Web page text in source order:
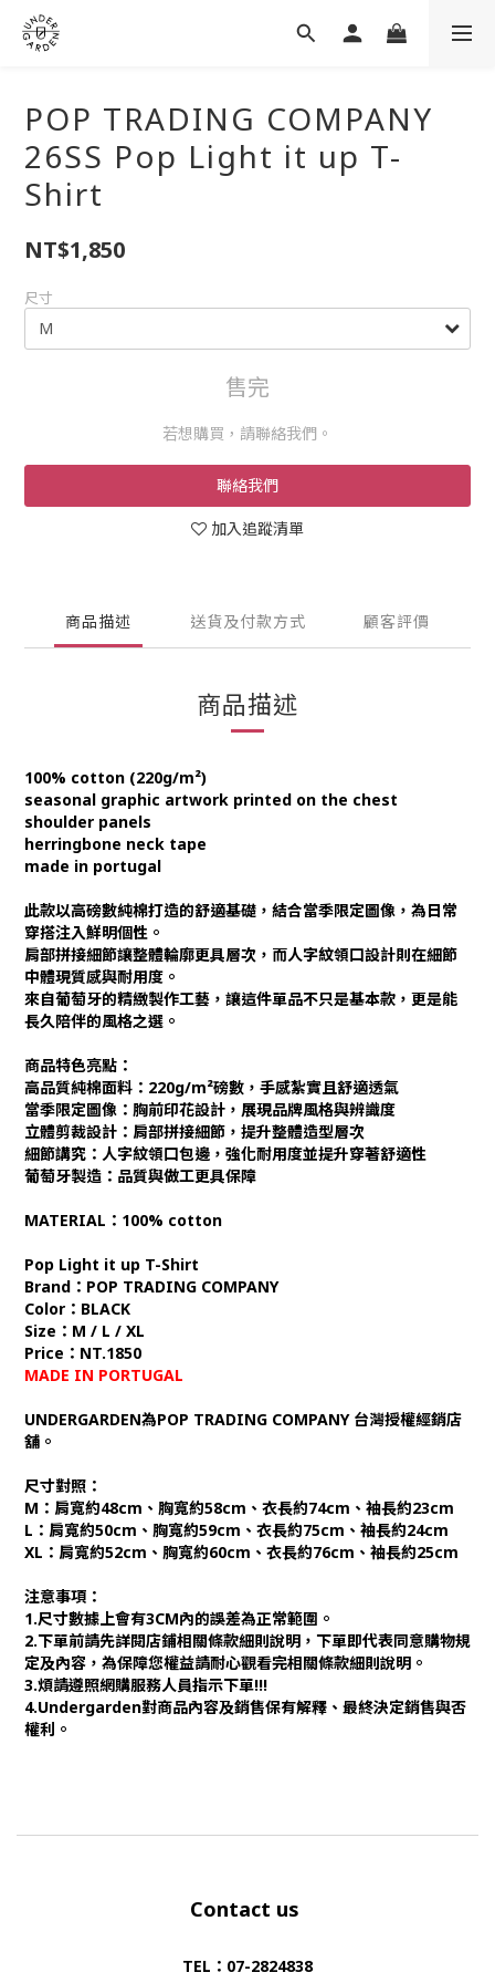
POP TRADING COMPANY
26SS Pop Light it up T-
Shirt
NT$1,850
尺寸
售完
若想購買，請聯絡我們。
聯絡我們
加入追蹤清單
商品描述 送貨及付款方式 顧客評價
商品描述
100% cotton (220g/m²)
seasonal graphic artwork printed on the chest
shoulder panels
herringbone neck tape
made in portugal
此款以高磅數純棉打造的舒適基礎，結合當季限定圖像，為日常
穿搭注入鮮明個性。
肩部拼接細節讓整體輪廓更具層次，而人字紋領口設計則在細節
中體現質感與耐用度。
來自葡萄牙的精緻製作工藝，讓這件單品不只是基本款，更是能
長久陪伴的風格之選。
商品特色亮點：
高品質純棉面料 ：220g/m²磅數，手感紮實且舒適透氣
當季限定圖像 ：胸前印花設計，展現品牌風格與辨識度
立體剪裁設計 ：肩部拼接細節，提升整體造型層次
細節講究 ：人字紋領口包邊，強化耐用度並提升穿著舒適性
葡萄牙製造：品質與做工更具保障
MATERIAL：100% cotton
Pop Light it up T-Shirt
Brand：POP TRADING COMPANY
Color：BLACK
Size：M / L / XL
Price：NT.1850
MADE IN PORTUGAL
UNDERGARDEN為POP TRADING COMPANY 台灣授權經銷店
舖。
尺寸對照：
M：肩寬約48cm、胸寬約58cm、衣長約74cm、袖長約23cm
L：肩寬約50cm、胸寬約59cm、衣長約75cm、袖長約24cm
XL：肩寬約52cm、胸寬約60cm、衣長約76cm、袖長約25cm
注意事項：
1.尺寸數據上會有3CM內的誤差為正常範圍。
2.下單前請先詳閱店鋪相關條款細則說明，下單即代表同意購物規
定及內容，為保障您權益請耐心觀看完相關條款細則說明。
3.煩請遵照網購服務人員指示下單!!!
4.Undergarden對商品內容及銷售保有解釋、最終決定銷售與否
權利。
Contact us
TEL：07-2824838